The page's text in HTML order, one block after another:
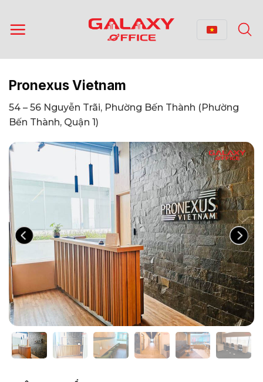
qua
nội
Pronexus Vietnam
54 – 56 Nguyễn Trãi, Phường Bến Thành (Phường
Bến Thành, Quận 1)